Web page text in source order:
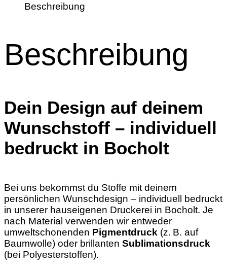
Beschreibung
Beschreibung
Dein Design auf deinem
Wunschstoff – individuell
bedruckt in Bocholt
Bei uns bekommst du Stoffe mit deinem
persönlichen Wunschdesign – individuell bedruckt
in unserer hauseigenen Druckerei in Bocholt. Je
nach Material verwenden wir entweder
umweltschonenden Pigmentdruck (z. B. auf
Baumwolle) oder brillanten Sublimationsdruck
(bei Polyesterstoffen).